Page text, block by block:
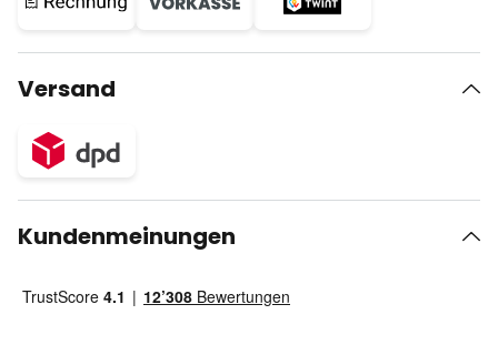
Versand
Kundenmeinungen